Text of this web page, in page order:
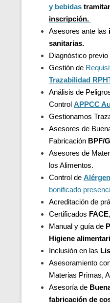
y bebidas t
inscripción.
Asesores ante las
sanitarias.
Diagnóstico
Gestión de
Trazabilidad
Análisis de
Control APPCC
Gestionamos
Asesores de
Fabricación BPF/
Asesores de
los Alimentos.
Control de
bonificado
Acreditación de
Certificados FACE
Manual y guía de
Higiene
Inclusión en las
Asesoramiento
Materias Primas,
Asesoría de
fabricación de